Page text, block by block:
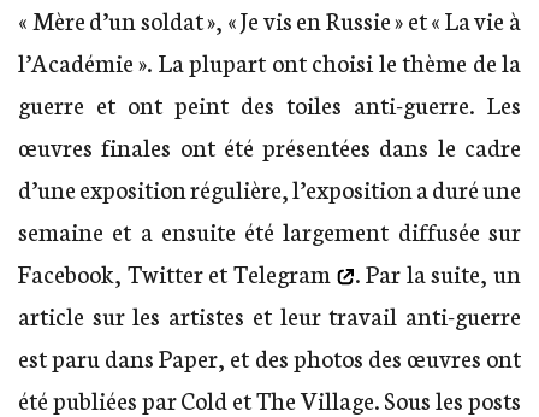
« Mère d’un soldat », « Je vis en Russie » et « La vie à
l’Académie ». La plupart ont choisi le thème de la
guerre et ont peint des toiles anti-guerre. Les
œuvres finales ont été présentées dans le cadre
d’une exposition régulière, l’exposition a duré une
semaine et a ensuite été largement diffusée sur
Facebook, Twitter etTelegram
. Par la suite, un
article sur les artistes et leur travail anti-guerre
est paru dans Paper, et des photos des œuvres ont
été publiées par Cold et The Village. Sous les posts